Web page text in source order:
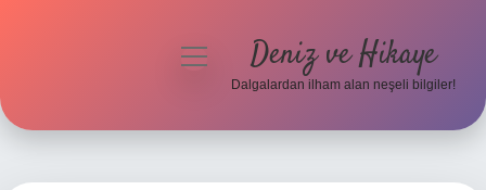
menüyü
Deniz ve Hikaye
Dalgalardan ilham alan neşeli bilgiler!